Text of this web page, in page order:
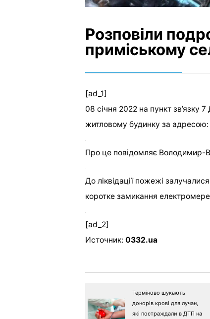
Розповіли
приміському
[ad_1]
08 січня 2022 на пункт
житловому будинку за адресою:
Про це повідомляє Володимир-
До ліквідації пожежі
коротке замикання
[ad_2]
Источник: 0332.ua
Терміново шукають
донорів крові для лучан,
які постраждали в ДТП на